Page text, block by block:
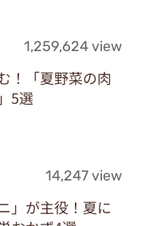
1,259,624 view
！「夏野菜の肉
5選
14,247 view
」が主役！夏に